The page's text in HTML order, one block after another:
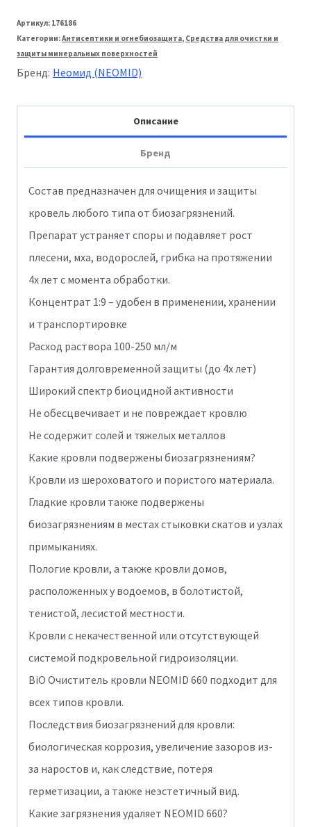
Неомид
660
Очиститель
1кг
Артикул: 176186
Категории:Антисептики и огнебиозащита, Средства для очистки и
защиты минеральных поверхностей
Бренд: Неомид (NEOMID)
Описание
Бренд
Состав предназначен для очищения и защиты
кровель любого типа от биозагрязнений.
Препарат устраняет споры и подавляет рост
плесени, мха, водорослей, грибка на протяжении
4х лет с момента обработки.
Концентрат 1:9 – удобен в применении, хранении
и транспортировке
Расход раствора 100-250 мл/м
Гарантия долговременной защиты (до 4х лет)
Широкий спектр биоцидной активности
Не обесцвечивает и не повреждает кровлю
Не содержит солей и тяжелых металлов
Какие кровли подвержены биозагрязнениям?
Кровли из шероховатого и пористого материала.
Гладкие кровли также подвержены
биозагрязнениям в местах стыковки скатов и узлах
примыканиях.
Пологие кровли, а также кровли домов,
расположенных у водоемов, в болотистой,
тенистой, лесистой местности.
Кровли с некачественной или отсутствующей
системой подкровельной гидроизоляции.
BiO Очиститель кровли NEOMID 660 подходит для
всех типов кровли.
Последствия биозагрязнений для кровли:
биологическая коррозия, увеличение зазоров из-
за наростов и, как следствие, потеря
герметизации, а также неэстетичный вид.
Какие загрязнения удаляет NEOMID 660?